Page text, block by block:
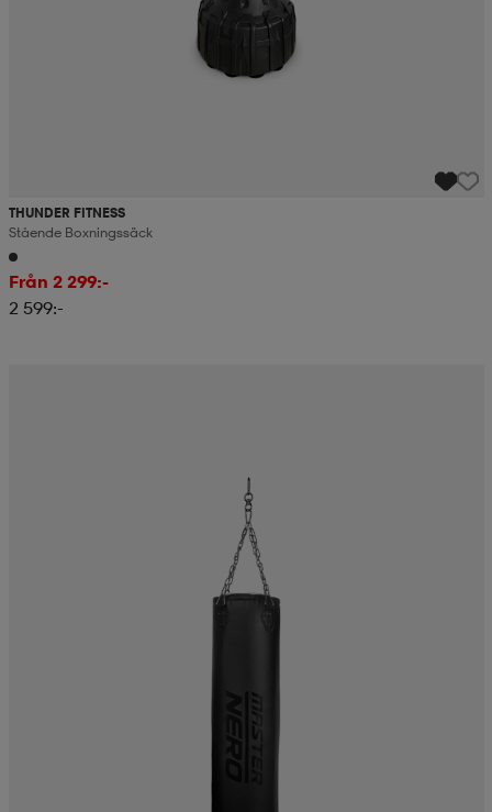
THUNDER FITNESS
Stående Boxningssäck
Från 2 299:-
2 599:-